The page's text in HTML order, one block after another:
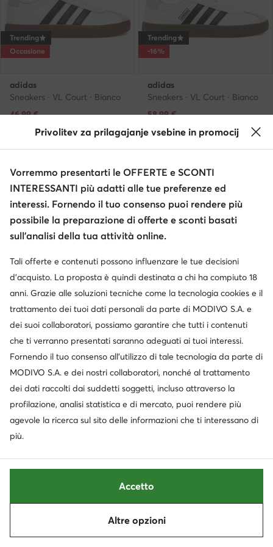
Trending
Occasione
adidas
Sneakers · VL Court · Bianco
Prezzo attuale
46,99€
Prezzo più basso51,95 €-9%
Trending
-16%
adidas
Sneakers · VL Court · Bianco
Prezzo attuale
58,99€
Prezzo più basso70,95 €-16%
extra -15% Codice: SUMMER
Trending
adidas
Rapidmove Go Trainer JQ3956 · Scarpe da palestra
69,99€
extra -15% Codice: SUMMER
Trending
adidas
Adizero Evo JH6208 · Scarpe running
149,99€
Privolitev za prilagajanje vsebine in promocij
Vorremmo presentarti le OFFERTE e SCONTI
INTERESSANTI più adatti alle tue preferenze ed
interessi. Fornendo il tuo consenso puoi rendere più
possibile la preparazione di offerte e sconti basati
sull’analisi della tua attività online.
Tali offerte e contenuti possono influenzare le tue decisioni
d’acquisto. La proposta è quindi destinata a chi ha compiuto 18
anni. Grazie alle soluzioni tecniche come la tecnologia cookies e il
trattamento dei tuoi dati personali da parte di MODIVO S.A. e
dei suoi collaboratori, possiamo garantire che tutti i contenuti
che ti verranno presentati saranno adeguati ai tuoi interessi.
Fornendo il tuo consenso all’utilizzo di tale tecnologia da parte di
MODIVO S.A. e dei nostri collaboratori, nonché al trattamento
dei dati raccolti dai suddetti soggetti, incluso attraverso la
profilazione, analisi statistica e di mercato, puoi rendere più
agevole la ricerca sul sito delle informazioni che ti interessano di
più.
Altre opzioni
Accetto